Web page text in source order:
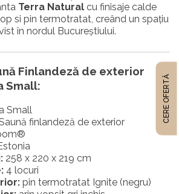
Terra Natural cu finisaje calde
si pin termotratat, creând un spațiu
în nordul Bucureștiului.
Finlandeză de exterior
Small:
Small
finlandeză de exterior
258 x 220 x 219 cm
4 locuri
pin termotratat Ignite (negru)
CERE OFERTĂ